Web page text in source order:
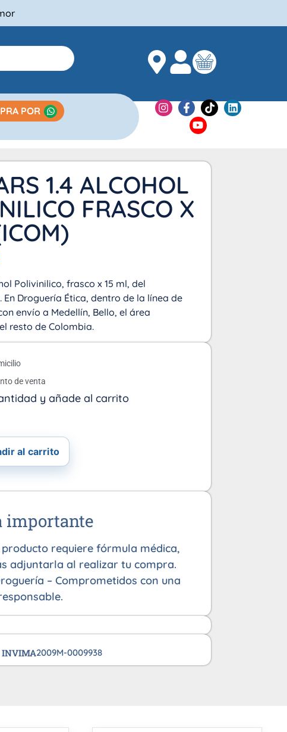
POR
1.4 ALCOHOL
FRASCO X
Polivinilico, frasco x 15 ml, del
Droguería Ética, dentro de la línea de
envío a Medellín, Bello, el área
resto de Colombia.
de venta
y añade al carrito
al carrito
importante
producto requiere fórmula médica,
adjuntarla al realizar tu compra.
– Comprometidos con una
INVIMA2009M-0009938